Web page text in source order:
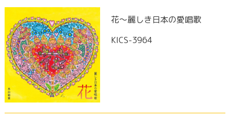
花～麗しき日本の愛唱歌
KICS-3964